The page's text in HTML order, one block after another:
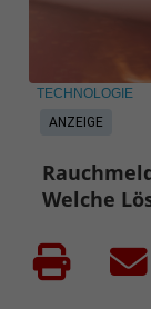
ANZEIGE
TECHNOLOGIE
Welche